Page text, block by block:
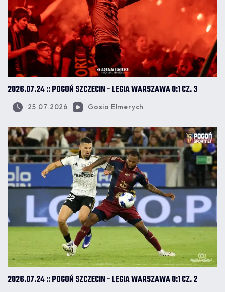
2026.07.24 :: POGOŃ SZCZECIN - LEGIA WARSZAWA 0:1 CZ. 3
25.07.2026 Gosia Elmerych
2026.07.24 :: POGOŃ SZCZECIN - LEGIA WARSZAWA 0:1 CZ. 2